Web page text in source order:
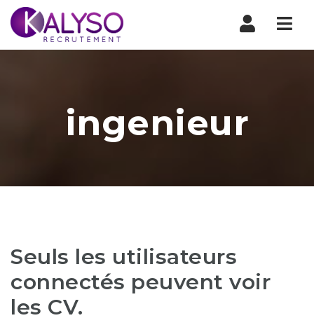
ingenieur
Seuls les utilisateurs
connectés peuvent voir
les CV.